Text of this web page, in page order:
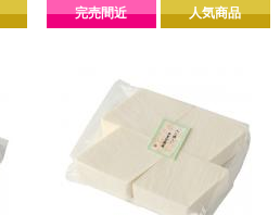
完売間近 人気商品